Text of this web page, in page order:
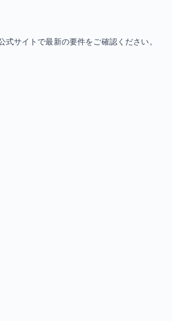
サイトで最新の要件をご確認ください。